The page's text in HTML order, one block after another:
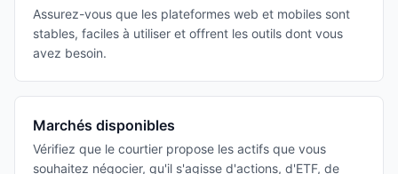
Assurez-vous que les plateformes web et mobiles sont
stables, faciles à utiliser et offrent les outils dont vous
avez besoin.
Marchés disponibles
Vérifiez que le courtier propose les actifs que vous
souhaitez négocier, qu'il s'agisse d'actions, d'ETF, de